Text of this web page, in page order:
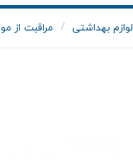
لوازم بهداشتی مراقبت از مو